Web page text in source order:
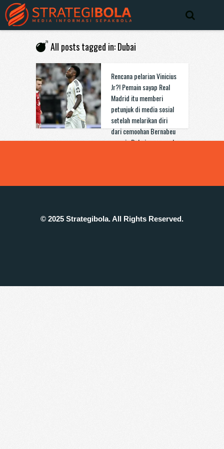
All posts tagged in: Dubai
Rencana pelarian Vinicius
Jr?! Pemain sayap Real
Madrid itu memberi
petunjuk di media sosial
setelah melarikan diri
dari cemoohan Bernabeu
menuju Dubai yang cerah.
© 2025 Strategibola. All Rights Reserved.